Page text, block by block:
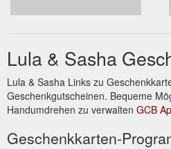
Lula & Sasha
Lula & Sasha Links zu
Geschenkgutscheinen. Bequeme
Handumdrehen zu verwalten GCB
Geschenkkarten-